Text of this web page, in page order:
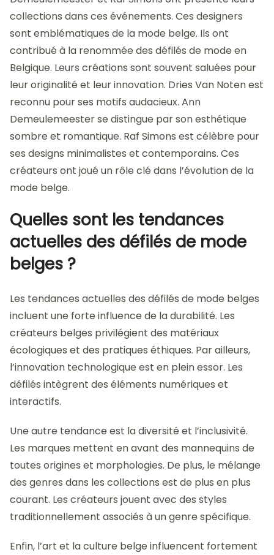
collections dans ces événements. Ces designers
sont emblématiques de la mode belge. Ils ont
contribué à la renommée des défilés de mode en
Belgique. Leurs créations sont souvent saluées pour
leur originalité et leur innovation. Dries Van Noten est
reconnu pour ses motifs audacieux. Ann
Demeulemeester se distingue par son esthétique
sombre et romantique. Raf Simons est célèbre pour
ses designs minimalistes et contemporains. Ces
créateurs ont joué un rôle clé dans l’évolution de la
mode belge.
Quelles sont les tendances
actuelles des défilés de mode
belges ?
Les tendances actuelles des défilés de mode belges
incluent une forte influence de la durabilité. Les
créateurs belges privilégient des matériaux
écologiques et des pratiques éthiques. Par ailleurs,
l’innovation technologique est en plein essor. Les
défilés intègrent des éléments numériques et
interactifs.
Une autre tendance est la diversité et l’inclusivité.
Les marques mettent en avant des mannequins de
toutes origines et morphologies. De plus, le mélange
des genres dans les collections est de plus en plus
courant. Les créateurs jouent avec des styles
traditionnellement associés à un genre spécifique.
Enfin, l’art et la culture belge influencent fortement